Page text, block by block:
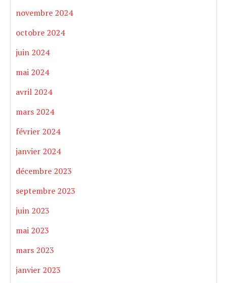
novembre 2024
octobre 2024
juin 2024
mai 2024
avril 2024
mars 2024
février 2024
janvier 2024
décembre 2023
septembre 2023
juin 2023
mai 2023
mars 2023
janvier 2023